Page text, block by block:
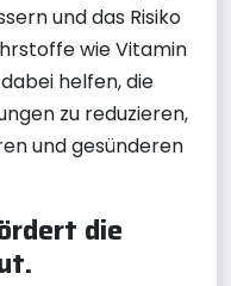
und das Risiko
wie Vitamin
helfen, die
zu reduzieren,
und gesünderen
die